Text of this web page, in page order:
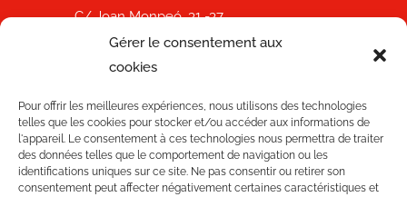
Gérer le consentement aux
cookies
Pour offrir les meilleures expériences, nous utilisons des technologies
telles que les cookies pour stocker et/ou accéder aux informations de
l'appareil. Le consentement à ces technologies nous permettra de traiter
des données telles que le comportement de navigation ou les
identifications uniques sur ce site. Ne pas consentir ou retirer son
consentement peut affecter négativement certaines caractéristiques et
C/ Joan Monpeó, 31 -37
08223 Terrassa
Barcelone Espagne
mecesa@mecesa.com
Mecesa
Boutique